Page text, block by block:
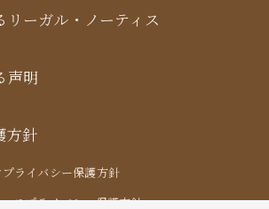
リーガル・ノーティス
声明
方針
ライバシー保護方針
スプライバシー保護方針